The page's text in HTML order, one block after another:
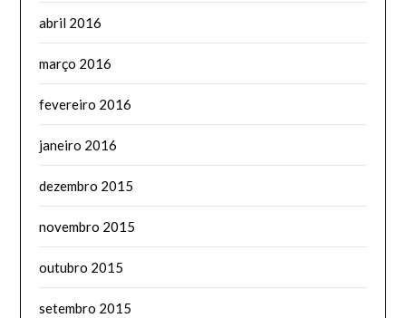
abril 2016
março 2016
fevereiro 2016
janeiro 2016
dezembro 2015
novembro 2015
outubro 2015
setembro 2015